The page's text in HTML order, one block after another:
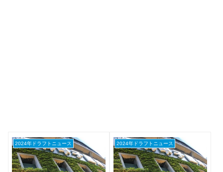
2024年ドラフトニュース 2024年ドラフトニュース